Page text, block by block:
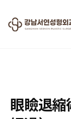
眼瞼退縮